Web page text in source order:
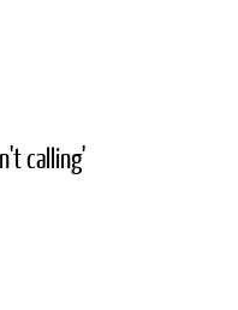
calling'